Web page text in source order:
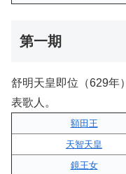
第一期
舒明天皇即位（629年
表歌人。
額田王
天智天皇
鏡王女